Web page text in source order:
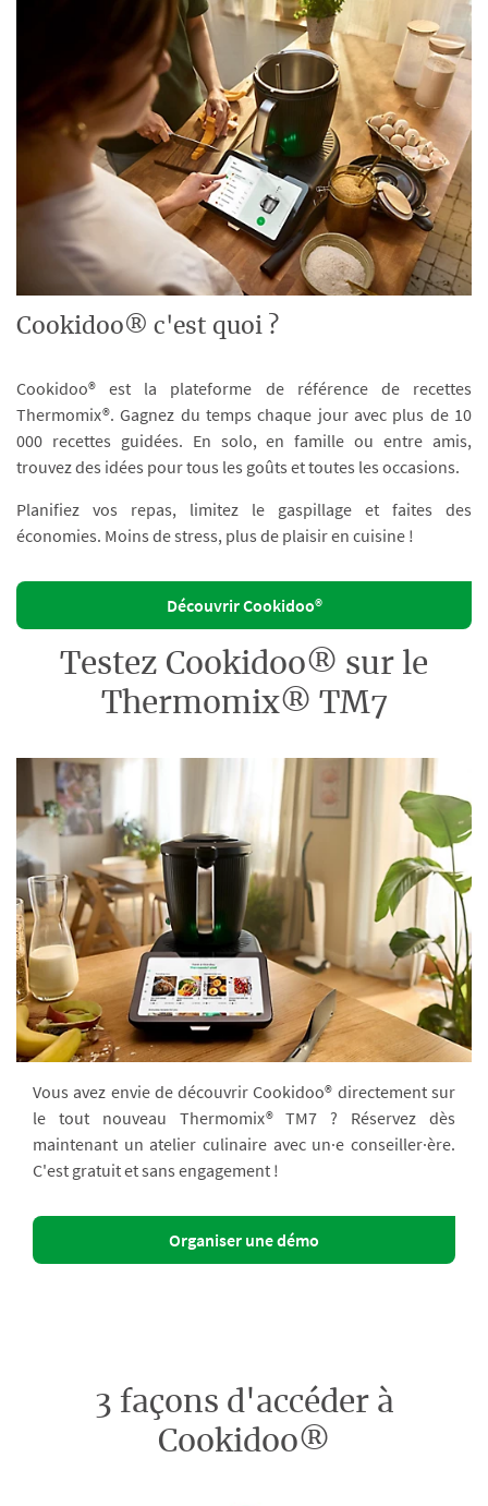
Cookidoo® c'est quoi ?
Cookidoo® est la plateforme de référence de recettes
Thermomix®. Gagnez du temps chaque jour avec plus de 10
000 recettes guidées. En solo, en famille ou entre amis,
trouvez des idées pour tous les goûts et toutes les occasions.
Planifiez vos repas, limitez le gaspillage et faites des
économies. Moins de stress, plus de plaisir en cuisine !
Découvrir Cookidoo®
Testez Cookidoo® sur le
Thermomix® TM7
Vous avez envie de découvrir Cookidoo® directement sur
le tout nouveau Thermomix® TM7 ? Réservez dès
maintenant un atelier culinaire avec un·e conseiller·ère.
C'est gratuit et sans engagement !
Organiser une démo
3 façons d'accéder à
Cookidoo®